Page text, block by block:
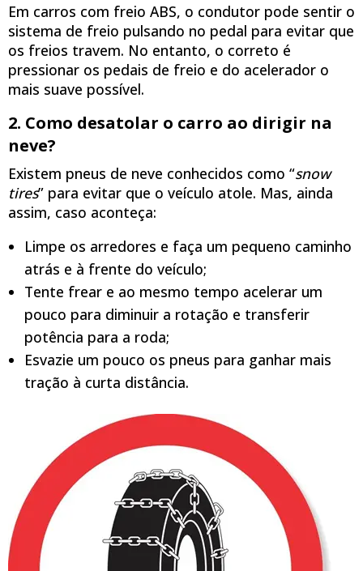
Em carros com freio ABS, o condutor pode sentir o
sistema de freio pulsando no pedal para evitar que
os freios travem. No entanto, o correto é
pressionar os pedais de freio e do acelerador o
mais suave possível.
2. Como desatolar o carro ao dirigir na
neve?
Existem pneus de neve conhecidos como “snow
tires” para evitar que o veículo atole. Mas, ainda
assim, caso aconteça:
Limpe os arredores e faça um pequeno caminho
atrás e à frente do veículo;
Tente frear e ao mesmo tempo acelerar um
pouco para diminuir a rotação e transferir
potência para a roda;
Esvazie um pouco os pneus para ganhar mais
tração à curta distância.